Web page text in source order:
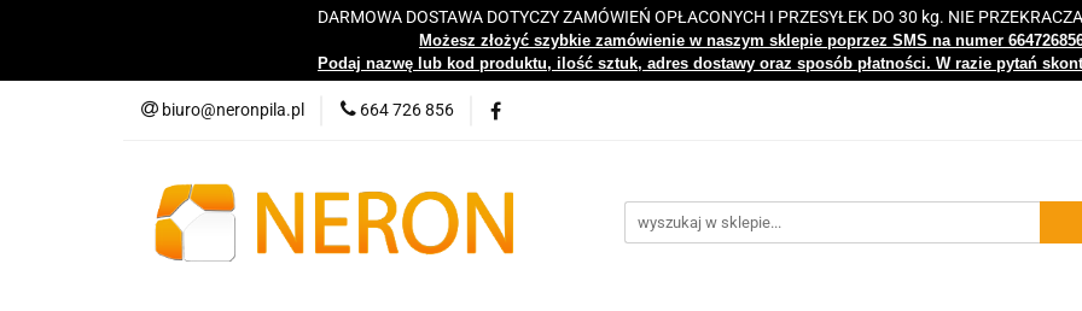
DARMOWA DOSTAWA DOTYCZY ZAMÓWIEŃ OPŁACONYCH I PRZESYŁEK DO 30 kg. NIE
Możesz złożyć szybkie zamówienie w naszym sklepie poprzez SMS na numer
Podaj nazwę lub kod produktu, ilość sztuk, adres dostawy oraz sposób płatności. W razie pytań
biuro@neronpila.pl 664 726 856
Katalogi Nowości Bestsellery Kontakt Centrum